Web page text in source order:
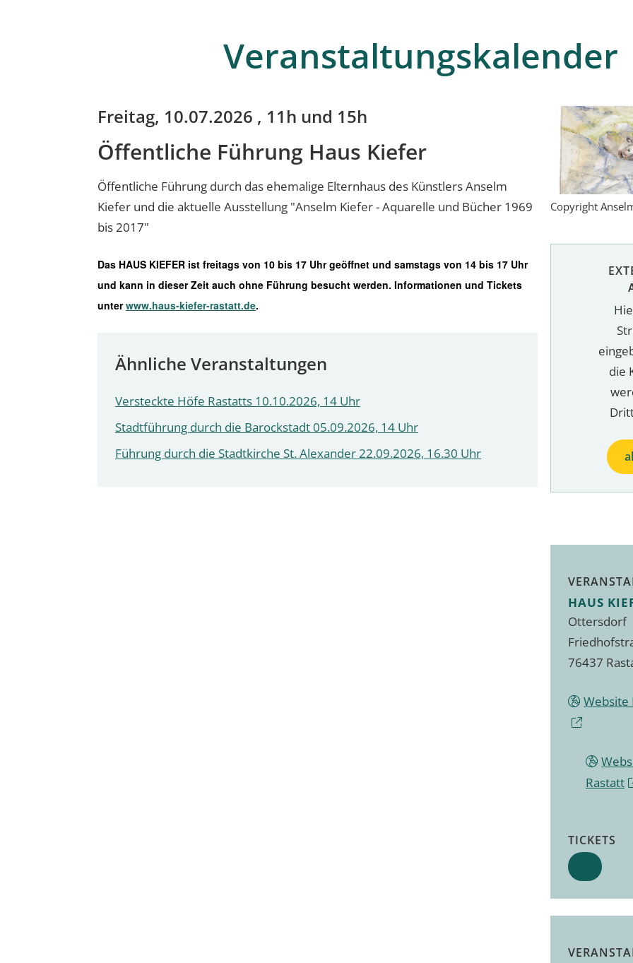
Veranstaltungskalender
Freitag, 10.07.2026 , 11h und 15h
Öffentliche Führung Haus Kiefer
Öffentliche Führung durch das ehemalige Elternhaus des Künstlers Anselm
Kiefer und die aktuelle Ausstellung "Anselm Kiefer - Aquarelle und Bücher 1969
bis 2017"
Das HAUS KIEFER ist freitags von 10 bis 17 Uhr geöffnet und samstags von 14 bis 17 Uhr
und kann in dieser Zeit auch ohne Führung besucht werden. Informationen und Tickets
unterwww.haus-kiefer-rastatt.de.
Ähnliche Veranstaltungen
Versteckte Höfe Rastatts 10.10.2026, 14 Uhr
Stadtführung durch die Barockstadt 05.09.2026, 14 Uhr
Führung durch die Stadtkirche St. Alexander 22.09.2026, 16.30 Uhr
Copyright
die
HAUS
Ottersdorf
76437
Website
Rastatt
TICKETS